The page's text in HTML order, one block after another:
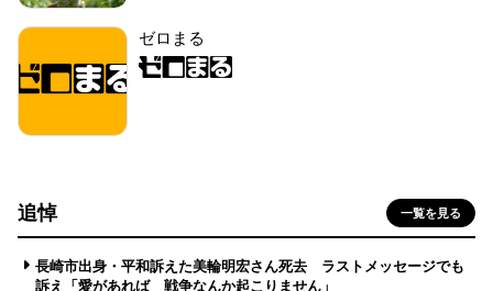
ゼロまる
追悼 一覧を見る
長崎市出身・平和訴えた美輪明宏さん死去 ラストメッセージでも
訴え「愛があれば 戦争なんか起こりません」